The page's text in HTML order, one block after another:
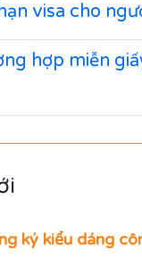
visa cho
hợp miễn
ký kiểu dáng